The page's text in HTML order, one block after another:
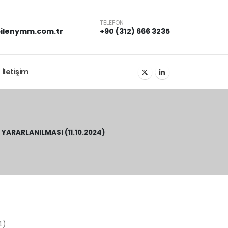
TELEFON
+90 (312) 666 3235
İletişim
(11.10.2024)